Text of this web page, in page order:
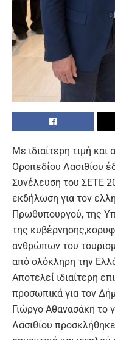
Με ιδιαίτερη τιμή
Οροπεδίου Λασιθίου
Συνέλευση του ΣΕΤΕ
εκδήλωση για τον
Πρωθυπουργού, της
της
ανθρώπων του
από ολόκληρη την
Αποτελεί ιδιαίτερη
προσωπικά για τον
Γιώργο Αθανασάκη το
Λασιθίου